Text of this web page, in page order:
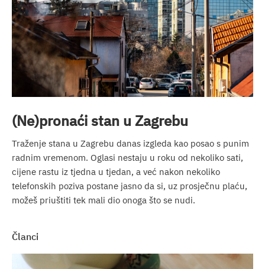
(Ne)pronaći stan u Zagrebu
Traženje stana u Zagrebu danas izgleda kao posao s punim
radnim vremenom. Oglasi nestaju u roku od nekoliko sati,
cijene rastu iz tjedna u tjedan, a već nakon nekoliko
telefonskih poziva postane jasno da si, uz prosječnu plaću,
možeš priuštiti tek mali dio onoga što se nudi.
članci